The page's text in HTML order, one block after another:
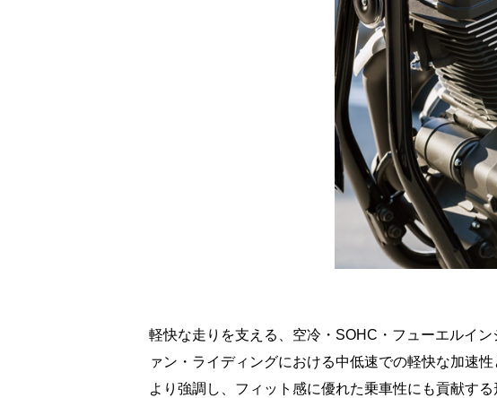
軽快な走りを支える、空冷・SOHC・フューエルイ
ァン・ライディングにおける中低速での軽快な加速
より強調し、フィット感に優れた乗車性にも貢献す